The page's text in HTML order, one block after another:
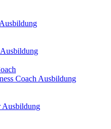
Coach Ausbildung
Ausbildung